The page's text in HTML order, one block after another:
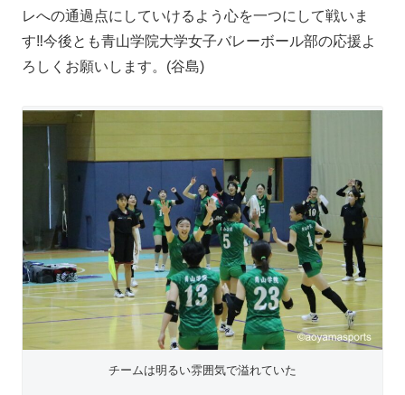
レへの通過点にしていけるよう心を一つにして戦いま
す‼︎今後とも青山学院大学女子バレーボール部の応援よ
ろしくお願いします。(谷島)
チームは明るい雰囲気で溢れていた